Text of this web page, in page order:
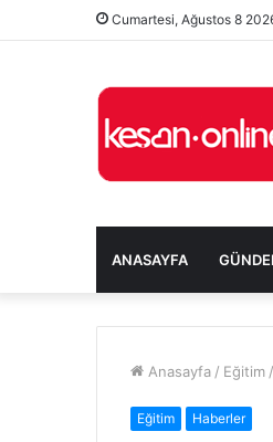
Cumartesi, Ağustos 8
ANASAYFA
Anasayfa / Eğitim /
Eğitim Haberler